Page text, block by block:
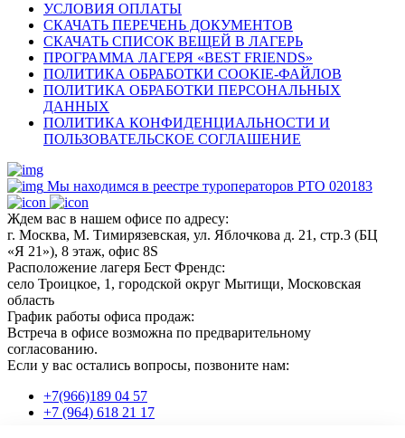
УСЛОВИЯ ОПЛАТЫ
СКАЧАТЬ ПЕРЕЧЕНЬ ДОКУМЕНТОВ
СКАЧАТЬ СПИСОК ВЕЩЕЙ В ЛАГЕРЬ
ПРОГРАММА ЛАГЕРЯ «BEST FRIENDS»
ПОЛИТИКА ОБРАБОТКИ COOKIE-ФАЙЛОВ
ПОЛИТИКА ОБРАБОТКИ ПЕРСОНАЛЬНЫХ
ДАННЫХ
ПОЛИТИКА КОНФИДЕНЦИАЛЬНОСТИ И
ПОЛЬЗОВАТЕЛЬСКОЕ СОГЛАШЕНИЕ
Мы находимся в реестре туроператоров РТО 020183
Ждем вас в нашем офисе по адресу:
г. Москва, М. Тимирязевская, ул. Яблочкова д. 21, стр.3 (БЦ
«Я 21»), 8 этаж, офис 8S
Расположение лагеря Бест Френдс:
село Троицкое, 1, городской округ Мытищи, Московская
область
График работы офиса продаж:
Встреча в офисе возможна по предварительному
согласованию.
Если у вас остались вопросы, позвоните нам:
+7(966)189 04 57
+7 (964) 618 21 17